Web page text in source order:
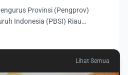
Provinsi (Pengprov)
Indonesia (PBSI) Riau
Lihat Semua